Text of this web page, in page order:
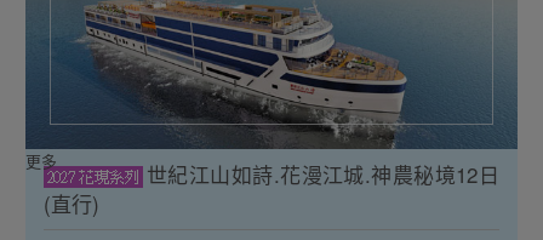
世紀江山如詩.花漫江城.神農秘境12日
(直行)
更多